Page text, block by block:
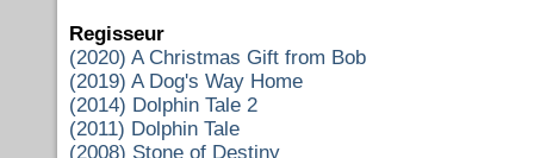
Regisseur
(2020) A Christmas Gift from Bob
(2019) A Dog's Way Home
(2014) Dolphin Tale 2
(2011) Dolphin Tale
(2008) Stone of Destiny